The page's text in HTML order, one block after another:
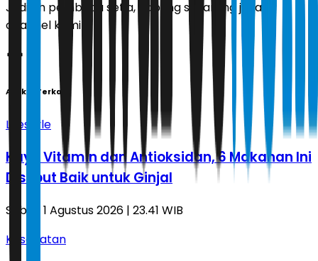
Jadilah pembaca setia, gabung sekarang juga di
channel kami!
Artikel Terkait
Lifestyle
Kaya Vitamin dan Antioksidan, 6 Makanan Ini
Disebut Baik untuk Ginjal
Sabtu, 1 Agustus 2026 | 23.41 WIB
Kesehatan